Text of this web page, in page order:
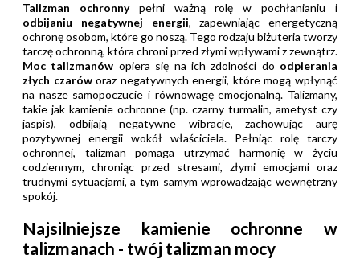
Talizman ochronnypełni ważną rolę w pochłanianiu i
odbijaniu negatywnej energii, zapewniając energetyczną
ochronę osobom, które go noszą. Tego rodzaju biżuteria tworzy
tarczę ochronną, która chroni przed złymi wpływami z zewnątrz.
Moc talizmanów opiera się na ich zdolności do odpierania
złych czaróworaz negatywnych energii, które mogą wpłynąć
na nasze samopoczucie i równowagę emocjonalną. Talizmany,
takie jak kamienie ochronne (np. czarny turmalin, ametyst czy
jaspis), odbijają negatywne wibracje, zachowując aurę
pozytywnej energii wokół właściciela. Pełniąc rolę tarczy
ochronnej, talizman pomaga utrzymać harmonię w życiu
codziennym, chroniąc przed stresami, złymi emocjami oraz
trudnymi sytuacjami, a tym samym wprowadzając wewnętrzny
spokój.
Najsilniejsze kamienie ochronne w
talizmanach - twój talizman mocy